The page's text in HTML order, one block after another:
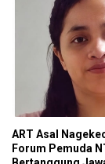
ART Asal
Forum Pemuda